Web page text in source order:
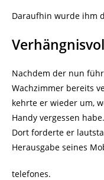
Daraufhin wurde ihm
Nachdem der nun
Wachzimmer bereits
kehrte er wieder um,
Handy vergessen habe.
Dort forderte er
Herausgabe seines
telefones.